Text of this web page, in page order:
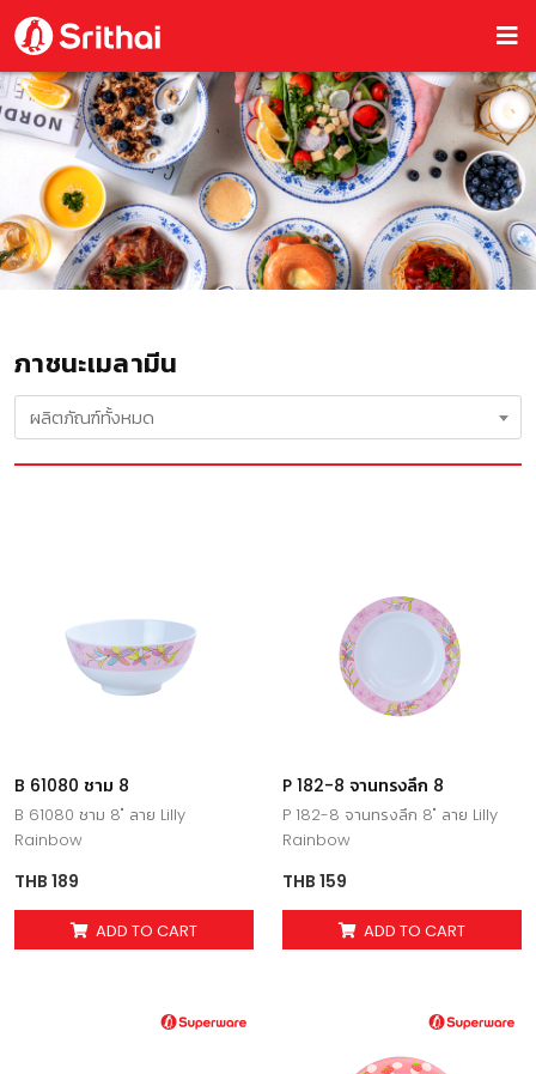
ภาชนะเมลามีน
ผลิตภัณฑ์ทั้งหมด
B 61080 ชาม 8
B 61080 ชาม 8" ลาย Lilly
Rainbow
THB 189
ADD TO CART
P 182-8 จานทรงลึก 8
P 182-8 จานทรงลึก 8" ลาย Lilly
Rainbow
THB 159
ADD TO CART